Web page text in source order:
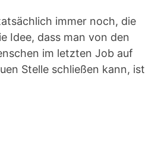
immer noch, die
Idee, dass man von den
im letzten Job auf
Stelle schließen kann, ist